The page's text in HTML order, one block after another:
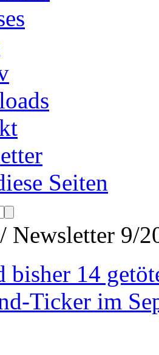
Seiten
/ Newsletter 9/
bisher 14
Ticker im